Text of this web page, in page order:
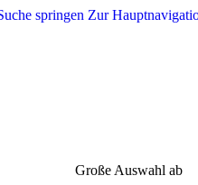
springen Zur
Große Auswahl ab